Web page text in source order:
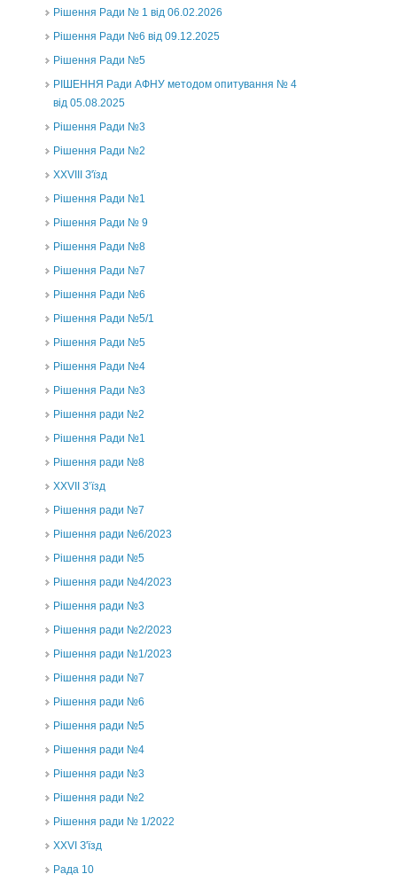
Рішення Ради № 1 від 06.02.2026
Рішення Ради №6 від 09.12.2025
Рішення Ради №5
РІШЕННЯ Ради АФНУ методом опитування № 4
від 05.08.2025
Рішення Ради №3
Рішення Ради №2
XXVIII З'їзд
Рішення Ради №1
Рішення Ради № 9
Рішення Ради №8
Рішення Ради №7
Рішення Ради №6
Рішення Ради №5/1
Рішення Ради №5
Рішення Ради №4
Рішення Ради №3
Рішення ради №2
Рішення Ради №1
Рішення ради №8
ХХVII З’їзд
Рішення ради №7
Рішення ради №6/2023
Рішення ради №5
Рішення ради №4/2023
Рішення ради №3
Рішення ради №2/2023
Рішення ради №1/2023
Рішення ради №7
Рішення ради №6
Рішення ради №5
Рішення ради №4
Рішення ради №3
Рішення ради №2
Рішення ради № 1/2022
XXVI З'їзд
Рада 10